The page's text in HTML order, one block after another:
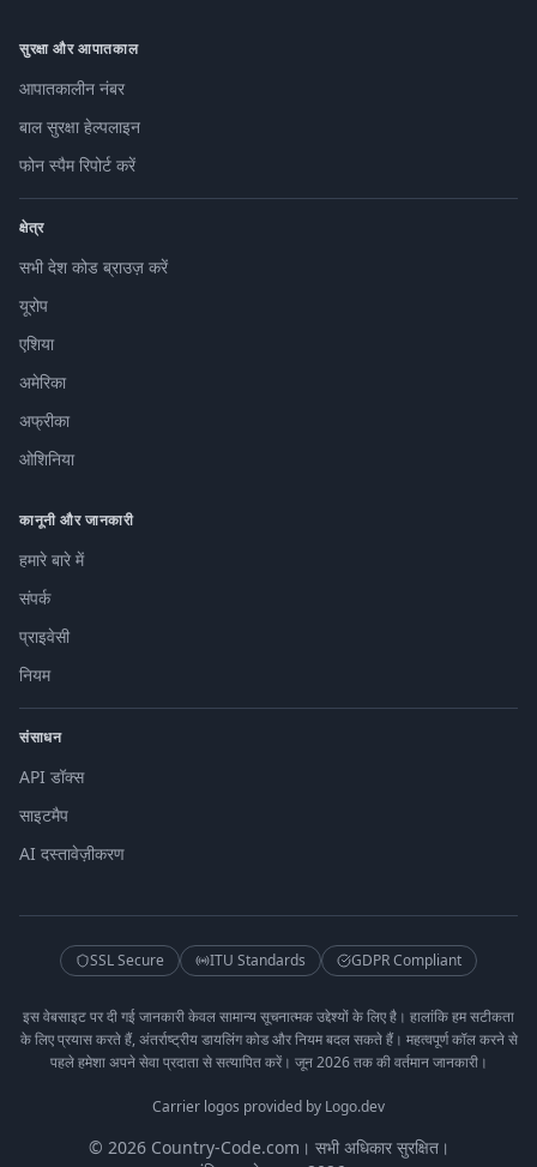
सुरक्षा और आपातकाल
आपातकालीन नंबर
बाल सुरक्षा हेल्पलाइन
फोन स्पैम रिपोर्ट करें
क्षेत्र
सभी देश कोड ब्राउज़ करें
यूरोप
एशिया
अमेरिका
अफ्रीका
ओशिनिया
कानूनी और जानकारी
हमारे बारे में
संपर्क
प्राइवेसी
नियम
संसाधन
API डॉक्स
साइटमैप
AI दस्तावेज़ीकरण
SSL Secure ITU Standards GDPR Compliant
इस वेबसाइट पर दी गई जानकारी केवल सामान्य सूचनात्मक उद्देश्यों के लिए है। हालांकि हम सटीकता
के लिए प्रयास करते हैं, अंतर्राष्ट्रीय डायलिंग कोड और नियम बदल सकते हैं। महत्वपूर्ण कॉल करने से
पहले हमेशा अपने सेवा प्रदाता से सत्यापित करें। जून 2026 तक की वर्तमान जानकारी।
Carrier logos provided by Logo.dev
© 2026 Country-Code.com। सभी अधिकार सुरक्षित।